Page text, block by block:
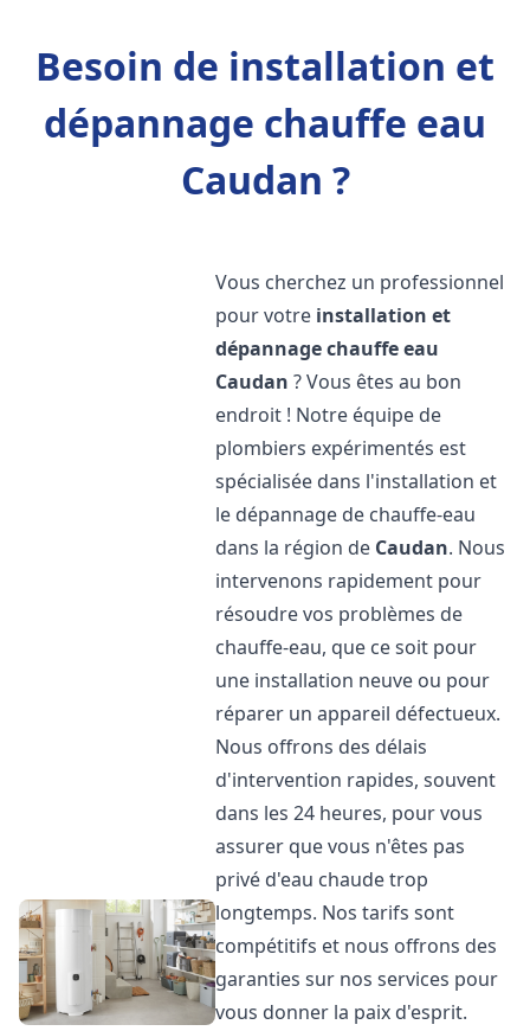
Besoin de installation et
dépannage chauffe eau
Caudan ?
Vous cherchez un professionnel
pour votre installation et
dépannage chauffe eau
Caudan ? Vous êtes au bon
endroit ! Notre équipe de
plombiers expérimentés est
spécialisée dans l'installation et
le dépannage de chauffe-eau
dans la région de Caudan. Nous
intervenons rapidement pour
résoudre vos problèmes de
chauffe-eau, que ce soit pour
une installation neuve ou pour
réparer un appareil défectueux.
Nous offrons des délais
d'intervention rapides, souvent
dans les 24 heures, pour vous
assurer que vous n'êtes pas
privé d'eau chaude trop
longtemps. Nos tarifs sont
compétitifs et nous offrons des
garanties sur nos services pour
vous donner la paix d'esprit.